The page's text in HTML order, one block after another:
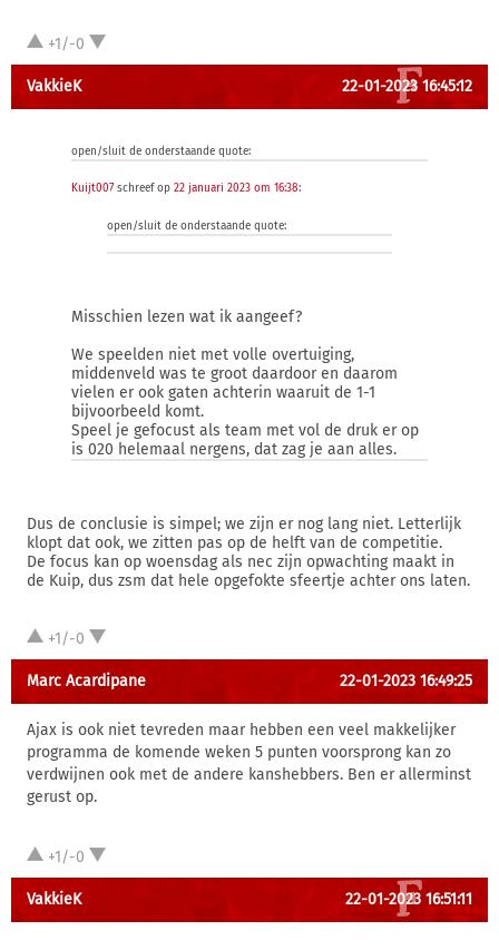
+1/-0
VakkieK 22-01-2023 16:45:12
open/sluit de onderstaande quote:
Kuijt007schreef op 22 januari 2023 om 16:38:
open/sluit de onderstaande quote:
Misschien lezen wat ik aangeef?
We speelden niet met volle overtuiging,
middenveld was te groot daardoor en daarom
vielen er ook gaten achterin waaruit de 1-1
bijvoorbeeld komt.
Speel je gefocust als team met vol de druk er op
is 020 helemaal nergens, dat zag je aan alles.
Dus de conclusie is simpel; we zijn er nog lang niet. Letterlijk
klopt dat ook, we zitten pas op de helft van de competitie.
De focus kan op woensdag als nec zijn opwachting maakt in
de Kuip, dus zsm dat hele opgefokte sfeertje achter ons laten.
+1/-0
Marc Acardipane 22-01-2023 16:49:25
Ajax is ook niet tevreden maar hebben een veel makkelijker
programma de komende weken 5 punten voorsprong kan zo
verdwijnen ook met de andere kanshebbers. Ben er allerminst
gerust op.
+1/-0
VakkieK 22-01-2023 16:51:11